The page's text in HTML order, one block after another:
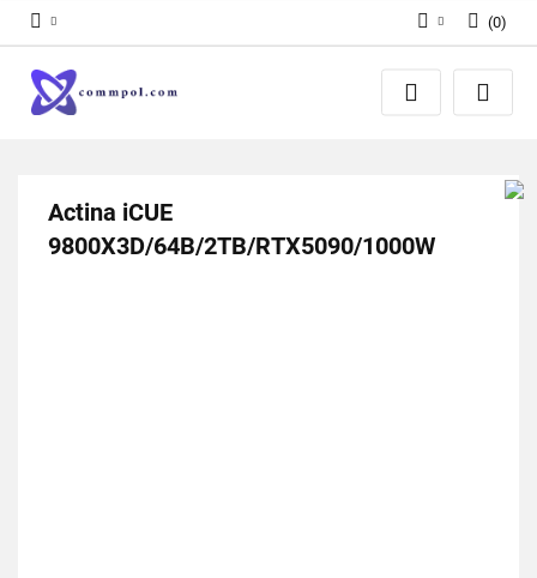
Zaloguj się
Zarejestruj się
(0)
Actina iCUE
9800X3D/64B/2TB/RTX5090/1000W